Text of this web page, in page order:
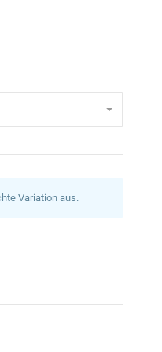
Variation aus.